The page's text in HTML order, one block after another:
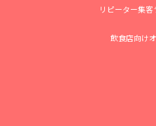
リピーター集客
飲食店向け